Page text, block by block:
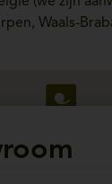
Waals-